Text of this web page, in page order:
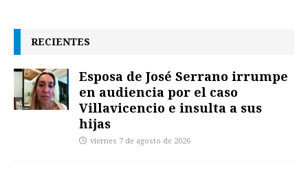
RECIENTES
Esposa de José Serrano irrumpe
en audiencia por el caso
Villavicencio e insulta a sus
hijas
viernes 7 de agosto de 2026